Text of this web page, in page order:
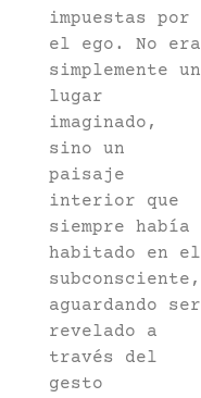
impuestas por
el ego. No era
simplemente un
lugar
imaginado,
sino un
paisaje
interior que
siempre había
habitado en el
subconsciente,
aguardando ser
revelado a
través del
gesto